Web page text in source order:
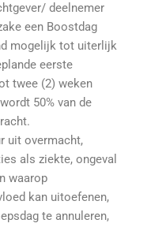
deelnemer
een Boostdag
mogelijk tot uiterlijk
eerste
twee (2) weken
50% van de
uit overmacht,
als ziekte, ongeval
waarop
kan uitoefenen,
te annuleren,